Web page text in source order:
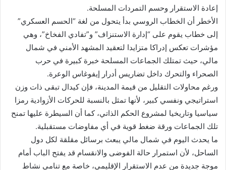
إعادة الاستقرار وحسم التمردات المسلحة.
الأخطر أن الخطاب الروسي بدأ يتحول من لغة “الحسم العسكري”
إلى خطاب يقوم على “إدارة الاستنزاف” و”تفادي الفخاخ”، وهي
مؤشرات تعكس إدراكا متزايدا لتعقيد المشهد الأمني في شمال
مالي، حيث تمتلك الجماعات المسلحة خبرة كبيرة في حرب
الصحراء والتحرك داخل تضاريس أدرار إيفوغاس الوعرة.
ورغم محاولات التقليل من قيمة المدينة، فإن كيدال تبقى ذات وزن
استراتيجي ونفسي كبير، لأنها تمثل بالنسبة للحركات الأزوادية رمزا
سياسيا وتاريخيا لمشروع الحكم الذاتي، كما أن السيطرة عليها تمنح
تلك الجماعات ورقة ضغط قوية في أي مفاوضات مستقبلية.
ما يحدث اليوم في شمال مالي يبعث برسائل مقلقة لكل دول
الساحل، لأن استمرار حالة الفوضى والانقسام قد يفتح الباب أمام
موجة جديدة من عدم الاستقرار الإقليمي، خاصة مع تنامي نشاط